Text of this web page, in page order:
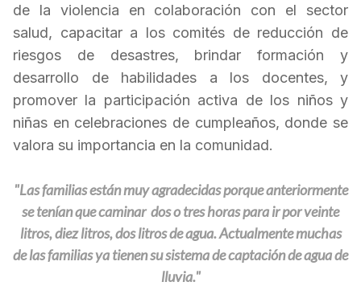
de la violencia en colaboración con el sector
salud, capacitar a los comités de reducción de
riesgos de desastres, brindar formación y
desarrollo de habilidades a los docentes, y
promover la participación activa de los niños y
niñas en celebraciones de cumpleaños, donde se
valora su importancia en la comunidad.
"Las familias están muy agradecidas porque anteriormente
se tenían que caminar dos o tres horas para ir por veinte
litros, diez litros, dos litros de agua.Actualmente muchas
de las familias ya tienen su sistemadecaptaciónde aguade
lluvia."